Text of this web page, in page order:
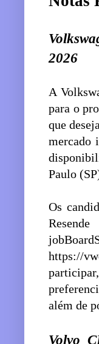
2026
A
para o
que
mercado
Paulo
Os
https://
além de
Volvo